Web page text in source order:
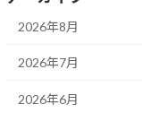
2026年8月
2026年7月
2026年6月